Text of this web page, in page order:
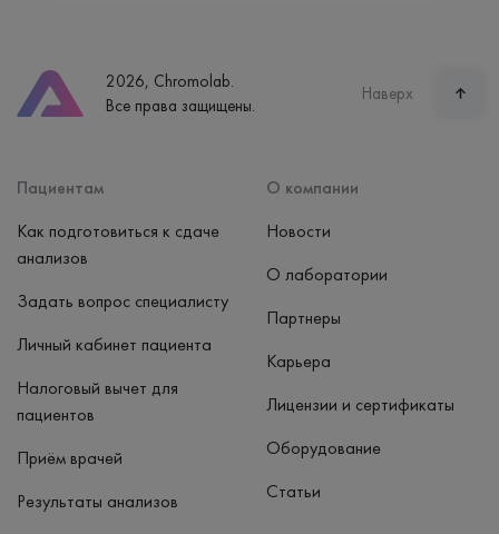
Часы работы
пн-вс: 7:30-15:00
2026, Chromolab.
Все права защищены.
Наверх
Пациентам
Как подготовиться к сдаче
анализов
Задать вопрос специалисту
Личный кабинет пациента
Налоговый вычет для
пациентов
Приём врачей
Результаты анализов
О компании
Новости
О лаборатории
Партнеры
Карьера
Лицензии и сертификаты
Оборудование
Статьи